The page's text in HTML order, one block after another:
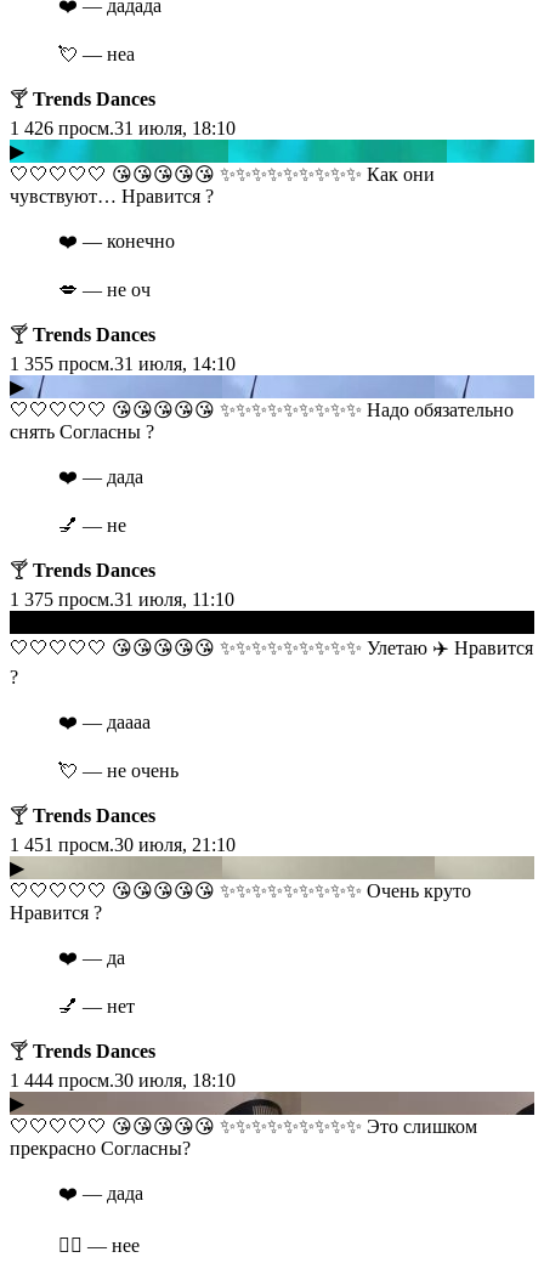
❤️ — дадада
💘 — неа
🍸 Trends Dances
1 426 просм.31 июля, 18:10
▶
​​🤍🤍🤍🤍🤍 😘😘😘😘😘 ✨✨✨✨✨✨✨✨✨ Как они
чувствуют… Нравится ?
❤️ — конечно
💋 — не оч
🍸 Trends Dances
1 355 просм.31 июля, 14:10
▶
​​🤍🤍🤍🤍🤍 😘😘😘😘😘 ✨✨✨✨✨✨✨✨✨ Надо обязательно
снять Согласны ?
❤️ — дада
💅 — не
🍸 Trends Dances
1 375 просм.31 июля, 11:10
​​🤍🤍🤍🤍🤍 😘😘😘😘😘 ✨✨✨✨✨✨✨✨✨ Улетаю ✈️ Нравится
?
❤️ — даааа
💘 — не очень
🍸 Trends Dances
1 451 просм.30 июля, 21:10
▶
​​🤍🤍🤍🤍🤍 😘😘😘😘😘 ✨✨✨✨✨✨✨✨✨ Очень круто
Нравится ?
❤️ — да
💅 — нет
🍸 Trends Dances
1 444 просм.30 июля, 18:10
▶
​​🤍🤍🤍🤍🤍 😘😘😘😘😘 ✨✨✨✨✨✨✨✨✨ Это слишком
прекрасно Согласны?
❤️ — дада
❤️‍🔥 — нее